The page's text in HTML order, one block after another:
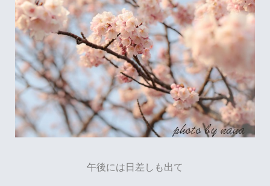
午後には日差しも出て